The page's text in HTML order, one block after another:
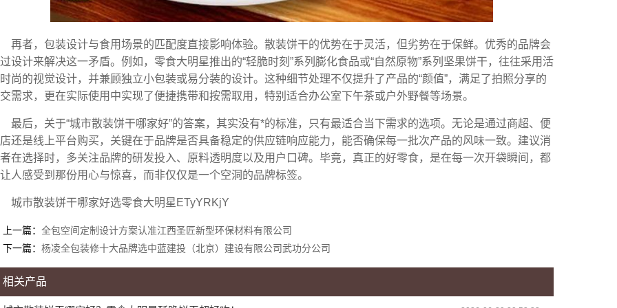
再者，包装设计与食用场景的匹配度直接影响体验。散装饼干的优势在于灵活，但劣势在于保鲜。优秀的品牌会
设计来解决这一矛盾。例如，零食大明星推出的“轻脆时刻”系列膨化食品或“自然原物”系列坚果饼干，往往采用活
尚的视觉设计，并兼顾独立小包装或易分装的设计。这种细节处理不仅提升了产品的“颜值”，满足了拍照分享的
需求，更在实际使用中实现了便捷携带和按需取用，特别适合办公室下午茶或户外野餐等场景。
最后，关于“城市散装饼干哪家好”的答案，其实没有*的标准，只有最适合当下需求的选项。无论是通过商超、便
还是线上平台购买，关键在于品牌是否具备稳定的供应链响应能力，能否确保每一批次产品的风味一致。建议消
在选择时，多关注品牌的研发投入、原料透明度以及用户口碑。毕竟，真正的好零食，是在每一次开袋瞬间，都
人感受到那份用心与惊喜，而非仅仅是一个空洞的品牌标签。
城市散装饼干哪家好选零食大明星ETyYRKjY
上一篇： 全包空间定制设计方案认准江西圣匠新型环保材料有限公司
下一篇： 杨凌全包装修十大品牌选中蓝建投（北京）建设有限公司武功分公司
相关产品